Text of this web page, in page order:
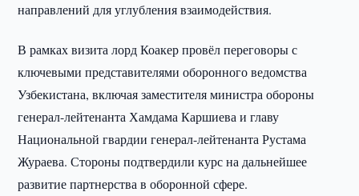
направлений для углубления взаимодействия.
В рамках визита лорд Коакер провёл переговоры с
ключевыми представителями оборонного ведомства
Узбекистана, включая заместителя министра обороны
генерал-лейтенанта Хамдама Каршиева и главу
Национальной гвардии генерал-лейтенанта Рустама
Жураева. Стороны подтвердили курс на дальнейшее
развитие партнерства в оборонной сфере.